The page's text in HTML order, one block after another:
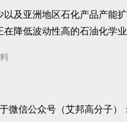
以及亚洲地区石化产品产能
在降低波动性高的石油化学
微信公众号（艾邦高分子）：